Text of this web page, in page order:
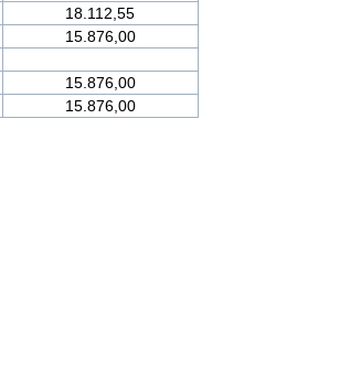
18.112,55
15.876,00
15.876,00
15.876,00